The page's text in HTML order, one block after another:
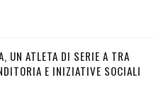
UN ATLETA DI SERIE A TRA
E INIZIATIVE SOCIALI